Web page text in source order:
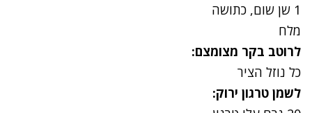
1 שן שום, כתושה
מלח
לרוטב בקר מצומצם:
כל נוזל הציר
לשמן טרגון ירוק: